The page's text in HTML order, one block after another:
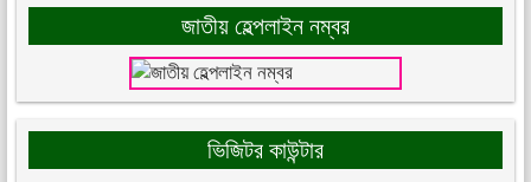
জাতীয় হেল্পলাইন নম্বর
ভিজিটর কাউন্টার